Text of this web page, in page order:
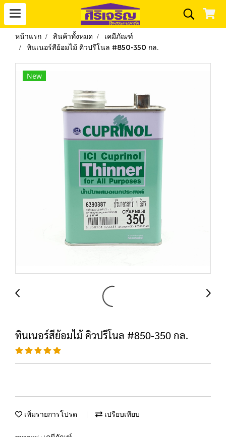
หน้าแรก สินค้าทั้งหมด
เคมีภัณฑ์
ทินเนอร์สีย้อมไม้ คิวปรีโนล #850-350 กล.
New
ทินเนอร์สีย้อมไม้ คิวปรีโนล #850-350 กล.
เพิ่มรายการโปรด เปรียบเทียบ